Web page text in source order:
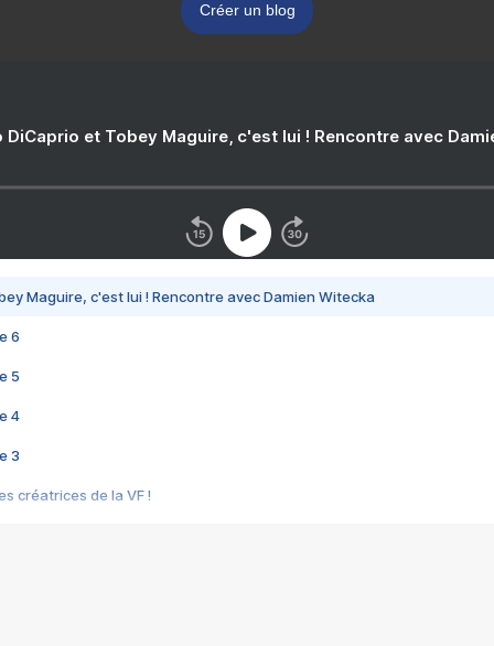
Créer un blog
DiCaprio et Tobey Maguire, c'est lui ! Rencontre avec
Maguire, c'est lui ! Rencontre avec Damien Witecka
6
5
4
3
créatrices de la VF !